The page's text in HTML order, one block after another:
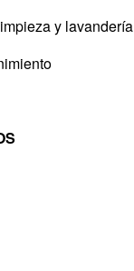
y lavandería